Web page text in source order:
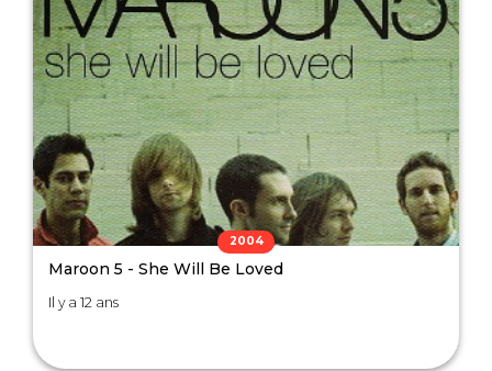
2004
Maroon 5 - She Will Be Loved
Il y a 12 ans